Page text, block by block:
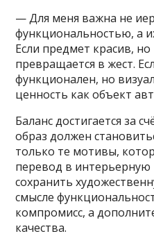
— Для меня важна не
функциональностью, а
Если предмет красив,
превращается в жест.
функционален, но
ценность как объект
Баланс достигается за
образ должен
только те мотивы,
перевод в
сохранить
смысле
компромисс, а
качества.